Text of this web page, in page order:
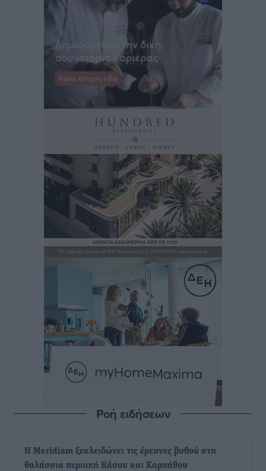
Ροή ειδήσεων
Η Meridiam ξεκλειδώνει τις έρευνες βυθού στη
θαλάσσια περιοχή Κάσου και Καρπάθου